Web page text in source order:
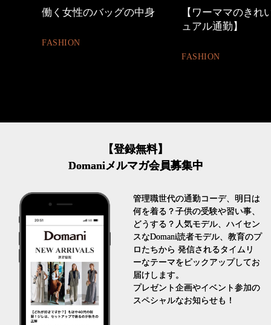
【ワーママのきれいめカジ
優木まおみさん「
割。」
LIFESTYLE
【登録無料】
Domaniメルマガ会員募集中
管理職世代の通勤コーデ、明日は
何を着る？子供の受験や習い事、
どうする？人気モデル、ハイセン
スなDomani読者モデル、教育のプ
ロたちから 発信されるタイムリ
ーなテーマをピックアップしてお
届けします。
プレゼント企画やイベント参加の
スペシャルなお知らせも！